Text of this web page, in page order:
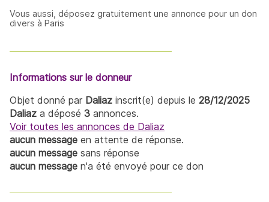
Vous aussi, déposez gratuitement une annonce pour un don
divers à Paris
Informations sur le donneur
Objet donné par Daliaz inscrit(e) depuis le 28/12/2025
Daliaz a déposé 3 annonces.
Voir toutes les annonces de Daliaz
aucun message en attente de réponse.
aucun message sans réponse
aucun message n'a été envoyé pour ce don